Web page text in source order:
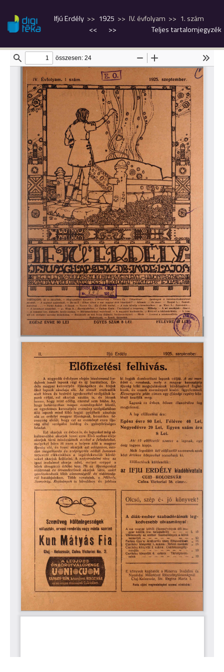
Ifjú Erdély 1925 IV. évfolyam
1. szám
<<
>> Teljes tartalomjegyzék